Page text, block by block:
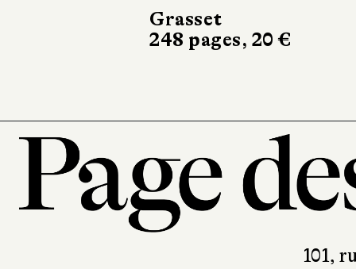
Grasset
248 pages, 20 €
101,